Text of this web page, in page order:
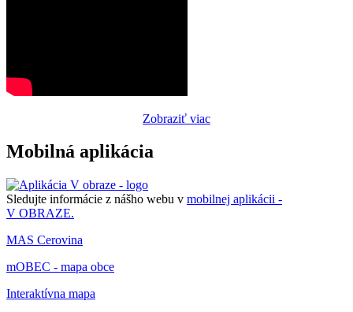
Zobraziť viac
Mobilná aplikácia
Sledujte informácie z nášho webu v mobilnej aplikácii -
V OBRAZE.
MAS Cerovina
mOBEC - mapa obce
Interaktívna mapa